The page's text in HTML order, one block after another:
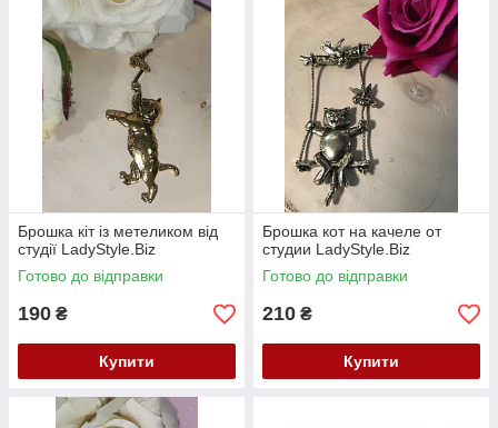
Брошка кіт із метеликом від
студії LadyStyle.Biz
Готово до відправки
190 ₴
Купити
Брошка кот на качеле от
студии LadyStyle.Biz
Готово до відправки
210 ₴
Купити